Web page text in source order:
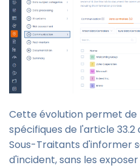
Cette évolution permet
spécifiques de l'article 33.2
Sous-Traitants d'informer
d'incident, sans les